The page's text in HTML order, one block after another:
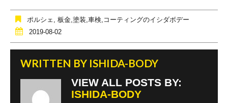
o
o
k
ポルシェ
板金,塗装,車検,コーティングのイシダボデー
2019-08-02
WRITTEN BY ISHIDA-BODY
VIEW ALL POSTS BY:
ISHIDA-BODY